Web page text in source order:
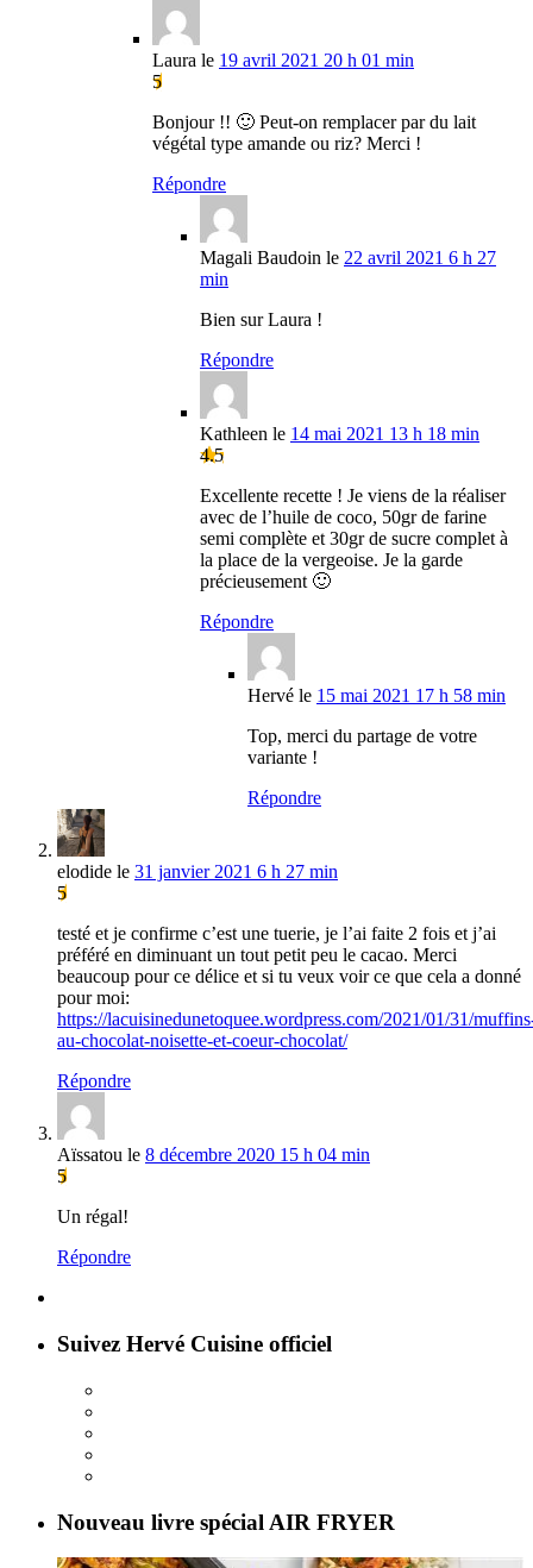
Laura le 19 avril 2021 20 h 01 min
5
Bonjour !! 🙂 Peut-on remplacer par du lait
végétal type amande ou riz? Merci !
Répondre
Magali Baudoin le 22 avril 2021 6 h 27
min
Bien sur Laura !
Répondre
Kathleen le 14 mai 2021 13 h 18 min
4.5
Excellente recette ! Je viens de la réaliser
avec de l’huile de coco, 50gr de farine
semi complète et 30gr de sucre complet à
la place de la vergeoise. Je la garde
précieusement 🙂
Répondre
Hervé le 15 mai 2021 17 h 58 min
Top, merci du partage de votre
variante !
Répondre
elodide le 31 janvier 2021 6 h 27 min
5
testé et je confirme c’est une tuerie, je l’ai faite 2 fois et j’ai
préféré en diminuant un tout petit peu le cacao. Merci
beaucoup pour ce délice et si tu veux voir ce que cela a donné
pour moi:
https://lacuisinedunetoquee.wordpress.com/2021/01/31/
au-chocolat-noisette-et-coeur-chocolat/
Répondre
Aïssatou le 8 décembre 2020 15 h 04 min
5
Un régal!
Répondre
Suivez Hervé Cuisine officiel
Nouveau livre spécial AIR FRYER